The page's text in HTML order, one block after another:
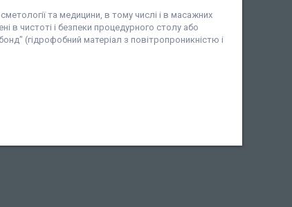
та медицини, в тому числі і в масажних
в чистоті і безпеки процедурного столу або
(гідрофобний матеріал з повітропроникністю і